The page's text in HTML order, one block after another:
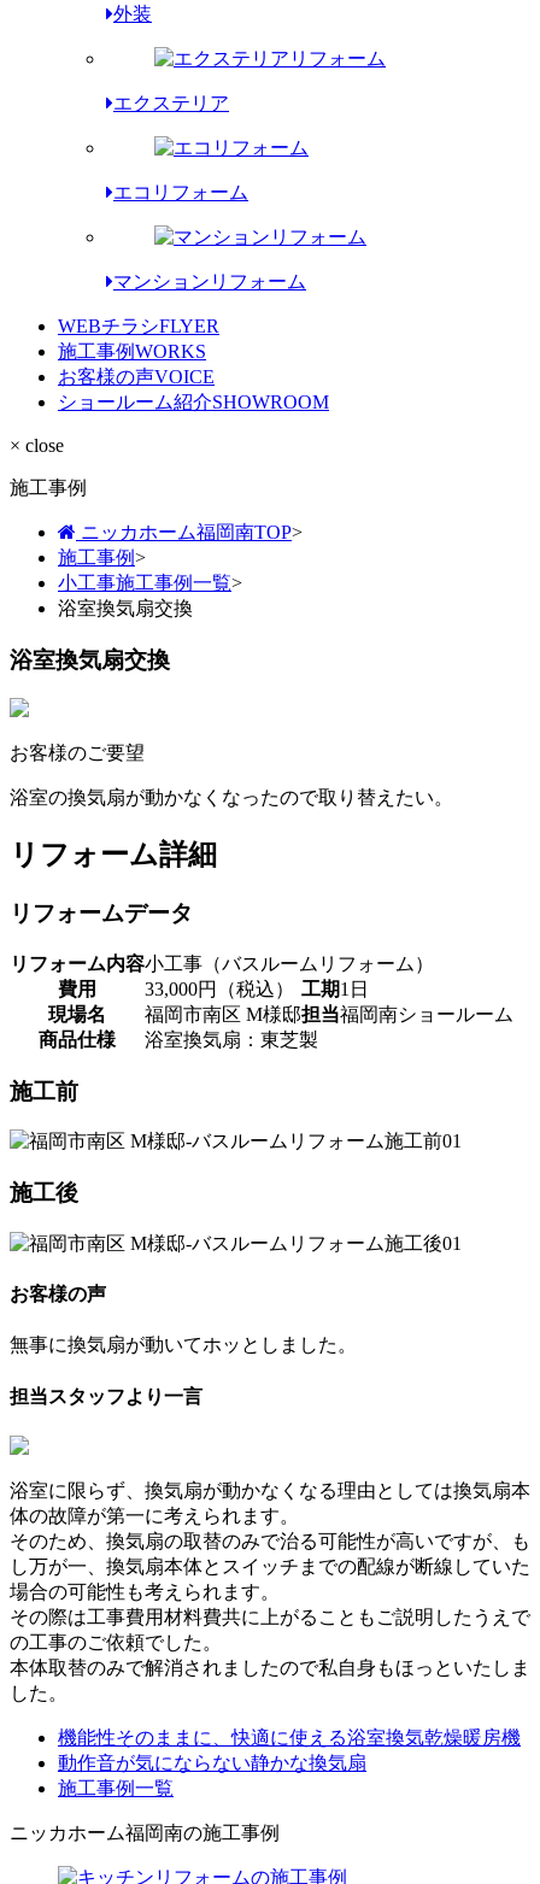
外装
エクステリア
エコリフォーム
マンションリフォーム
WEBチラシFLYER
施工事例WORKS
お客様の声VOICE
ショールーム紹介SHOWROOM
× close
施工事例
ニッカホーム福岡南TOP>
施工事例>
小工事施工事例一覧>
浴室換気扇交換
浴室換気扇交換
お客様のご要望
浴室の換気扇が動かなくなったので取り替えたい。
リフォーム詳細
リフォームデータ
リフォーム内容小工事（バスルームリフォーム）
費用
33,000円（税込） 工期1日
現場名
福岡市南区 M様邸担当福岡南ショールーム
商品仕様
浴室換気扇：東芝製
施工前
施工後
お客様の声
無事に換気扇が動いてホッとしました。
担当スタッフより一言
浴室に限らず、換気扇が動かなくなる理由としては換気扇本
体の故障が第一に考えられます。
そのため、換気扇の取替のみで治る可能性が高いですが、も
し万が一、換気扇本体とスイッチまでの配線が断線していた
場合の可能性も考えられます。
その際は工事費用材料費共に上がることもご説明したうえで
の工事のご依頼でした。
本体取替のみで解消されましたので私自身もほっといたしま
した。
機能性そのままに、快適に使える浴室換気乾燥暖房機
動作音が気にならない静かな換気扇
施工事例一覧
ニッカホーム福岡南の施工事例